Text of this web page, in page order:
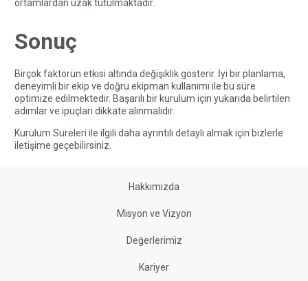
ortamlardan uzak tutulmaktadır.
Sonuç
Birçok faktörün etkisi altında değişiklik gösterir. İyi bir planlama,
deneyimli bir ekip ve doğru ekipman kullanımı ile bu süre
optimize edilmektedir. Başarılı bir kurulum için yukarıda belirtilen
adımlar ve ipuçları dikkate alınmalıdır.
Kurulum Süreleri ile ilgili daha ayrıntılı detaylı almak için bizlerle
iletişime geçebilirsiniz.
Hakkımızda
Misyon ve Vizyon
Değerlerimiz
Kariyer